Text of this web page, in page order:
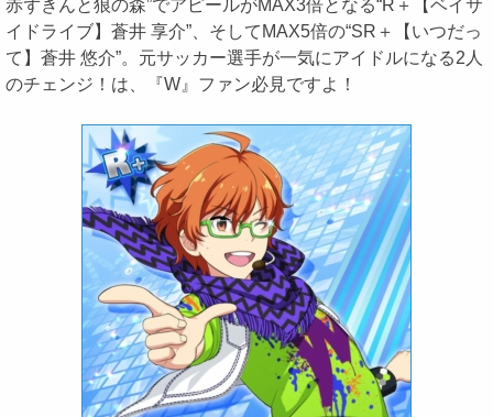
赤ずきんと狼の森”でアピールがMAX3倍となる“R＋【ベイサ
イドライブ】蒼井 享介”、そしてMAX5倍の“SR＋【いつだっ
て】蒼井 悠介”。元サッカー選手が一気にアイドルになる2人
のチェンジ！は、『W』ファン必見ですよ！